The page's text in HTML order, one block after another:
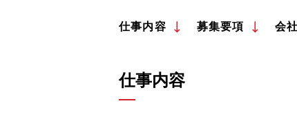
仕事内容 募集要項 会
仕事内容